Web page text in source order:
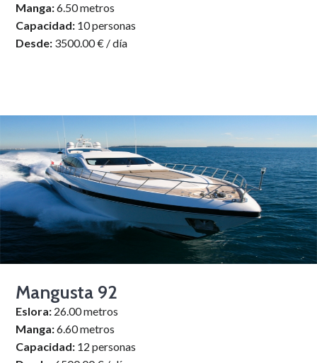
Manga:6.50 metros
Capacidad: 10 personas
Desde: 3500.00 € / día
Mangusta 92
Eslora: 26.00 metros
Manga:6.60 metros
Capacidad: 12 personas